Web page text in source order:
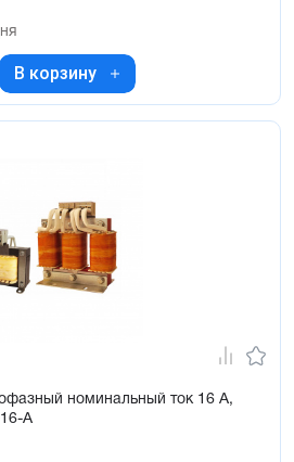
В корзину
номинальный ток 16 А,
А